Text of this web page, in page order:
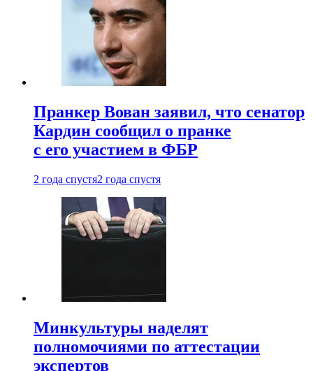
Пранкер Вован заявил, что сенатор
Кардин сообщил о пранке
с его участием в ФБР
2 года спустя2 года спустя
Минкультуры наделят
полномочиями по аттестации
экспертов